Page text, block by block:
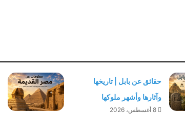
حقائق عن بابل | تاريخها
وآثارها وأشهر ملوكها
8 أغسطس، 2026